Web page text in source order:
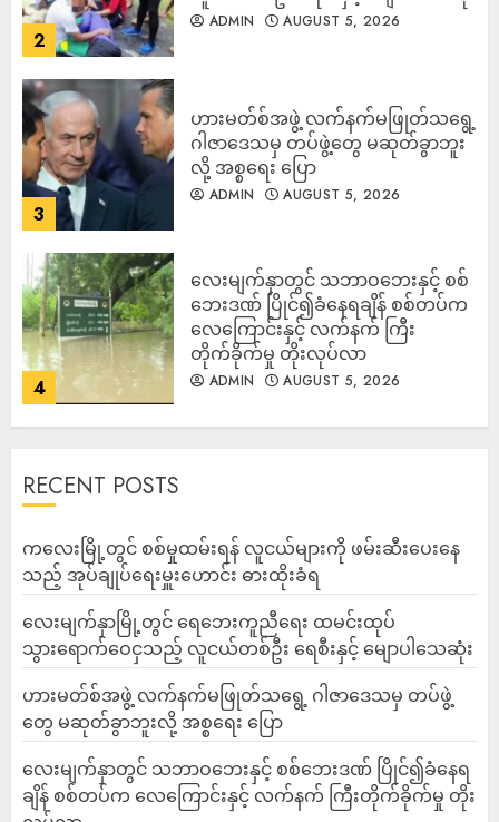
2
ADMIN AUGUST 5, 2026
3
ဟားမတ်စ်အဖွဲ့ လက်နက်မဖြုတ်သရွေ့
ဂါဇာဒေသမှ တပ်ဖွဲ့တွေ မဆုတ်ခွာဘူး
လို့ အစ္စရေး ပြော
ADMIN AUGUST 5, 2026
4
‎လေးမျက်နှာတွင် သဘာဝဘေးနှင့် စစ်
ဘေးဒဏ် ပြိုင်၍ခံနေရချိန် စစ်တပ်က
လေကြောင်းနှင့် လက်နက် ကြီး
တိုက်ခိုက်မှု တိုးလုပ်လာ
ADMIN AUGUST 5, 2026
RECENT POSTS
ကလေးမြို့တွင် စစ်မှုထမ်းရန် လူငယ်များကို ဖမ်းဆီးပေးနေ
သည့် အုပ်ချုပ်ရေးမှူးဟောင်း ဓားထိုးခံရ
လေးမျက်နှာမြို့တွင် ရေဘေးကူညီရေး ထမင်းထုပ်
သွားရောက်ဝေငှသည့် လူငယ်တစ်ဦး ရေစီးနှင့် မျောပါသေဆုံး
ဟားမတ်စ်အဖွဲ့ လက်နက်မဖြုတ်သရွေ့ ဂါဇာဒေသမှ တပ်ဖွဲ့
တွေ မဆုတ်ခွာဘူးလို့ အစ္စရေး ပြော
‎လေးမျက်နှာတွင် သဘာဝဘေးနှင့် စစ်ဘေးဒဏ် ပြိုင်၍ခံနေရ
ချိန် စစ်တပ်က လေကြောင်းနှင့် လက်နက် ကြီးတိုက်ခိုက်မှု တိုး